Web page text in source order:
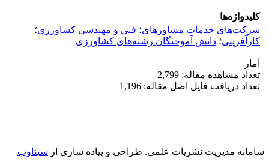
کلیدواژه‌ها
شرکت‌های خدمات مشاوره‏ای؛ فنی و مهندسی کشاورزی؛
کارآفرینی؛ دانش آموختگان رشته‌های کشاورزی
آمار
تعداد مشاهده مقاله: 2,799
تعداد دریافت فایل اصل مقاله: 1,196
سامانه مدیریت نشریات علمی. طراحی و پیاده سازی از سیناوب